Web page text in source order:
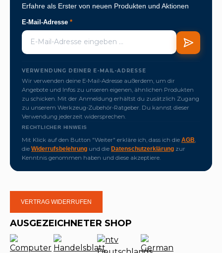
Erfahre als Erster von neuen Produkten und Aktionen
E-Mail-Adresse *
VERWENDUNG DEINER E-MAIL-ADRESSE
Wir verwenden deine E-Mail-Adresse außerdem, um dir
Angebote und Infos zu unseren eigenen, ähnlichen Produkten
zu schicken. Mit der Anmeldung erhältst du zusätzlich Zugang
zu unserem Werkzeug-Zubehör-Ratgeber. Du kannst dieser
Verwendung jederzeit widersprechen.
RECHTLICHER HINWEIS
Mit Klick auf den Button "Weiter" erkläre ich, dass ich die AGB
die Widerrufsbelehrung und die Datenschutzerklärung zur
Kenntnis genommen haben und diese akzeptiere.
VERTRAG WIDERRUFEN
AUSGEZEICHNETER SHOP